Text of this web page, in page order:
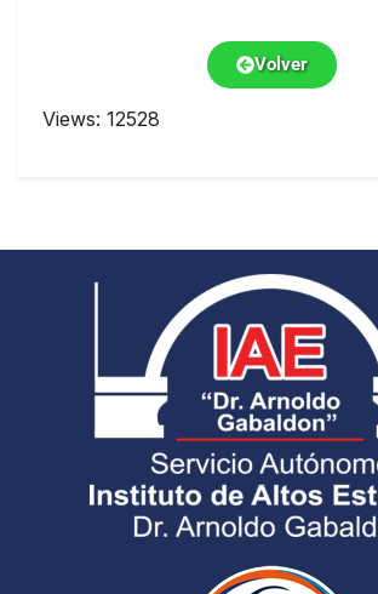
Volver
Views: 12528